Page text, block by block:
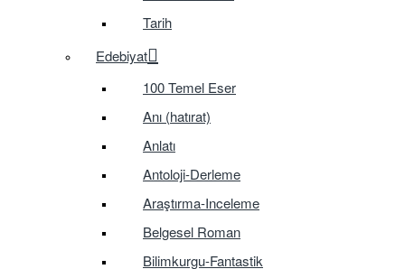
Tarih
Edebiyat
100 Temel Eser
Anı (hatırat)
Anlatı
Antoloji-Derleme
Araştırma-Inceleme
Belgesel Roman
Bilimkurgu-Fantastik